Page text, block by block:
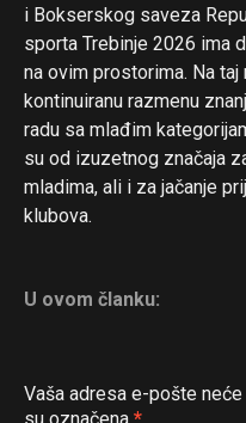
i Bokserskog saveza
sporta Trebinje 2026 ima
na ovim prostorima. Na
kontinuiranu razmenu
radu sa mlađim
su od izuzetnog značaja
mladima, ali i za jačanje
klubova.
U ovom članku:
Vaša adresa e-pošte